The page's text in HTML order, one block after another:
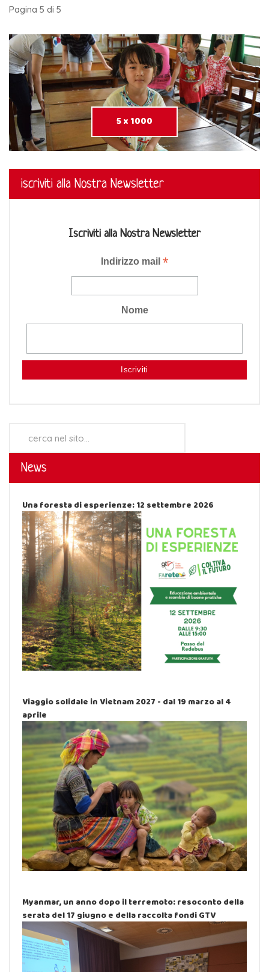
Pagina 5 di 5
5 x 1000
iscriviti alla Nostra Newsletter
Iscriviti alla Nostra Newsletter
Indirizzo mail *
Nome
News
Una foresta di esperienze: 12 settembre 2026
Viaggio solidale in Vietnam 2027 - dal 19 marzo al 4
aprile
Myanmar, un anno dopo il terremoto: resoconto della
serata del 17 giugno e della raccolta fondi GTV